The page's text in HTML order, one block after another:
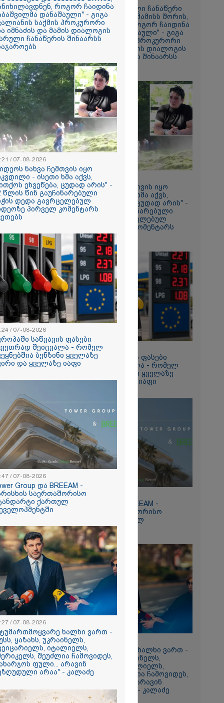
ამ
შვილს
იმნაძე
რაც მოხდა,
ფარულ
იმნაძე
და
თვე
გოგონა,
სექსუალურად
- თუ
ასეთი
ლარს
-
დედა
ავრცელებს
– რატომ
დარღვევებს
1068.60
არ
"მოვიპოვეთ ფარული ჩანაწერი
ნია იმნაძესა და მამამისს შორის,
განიხილავდნენ, როგორ ჩაიდინა
გაბაშვილმა დანაშაული" - გიგა
ავალიანის საქმის პროკურორი
ნია იმნაძის და მამის დიალოგის
ფარული ჩანაწერის შინაარსს
ასაჯაროებს
18:21 / 07-08-2026
"ვიდეოს ნახვა ჩემთვის იყო
სიკვდილი - ისეთი ხმა აქვს,
თითქოს ეხვეწება, ცუდად არის" -
12 წლის წინ გაუჩინარებული
ბიჭის დედა გავრცელებულ
ვიდეოზე პირველ კომენტარს
აკეთებს
13:24 / 07-08-2026
ევროპაში საწვავის ფასები
მკვეთრად შეიცვალა - რომელ
ქვეყნებშია ბენზინი ყველაზე
ძვირი და ყველაზე იაფი
15:47 / 07-08-2026
Tower Group და BREEAM -
ხარისხის საერთაშორისო
სტანდარტი ქართულ
დეველოპმენტში
13:27 / 07-08-2026
"სტუმართმოყვარე ხალხი ვართ -
რუსს, ყაზახს, უკრაინელს,
შვეიცარიელს, იტალიელს,
ამერიკელს, შეუძლია ჩამოვიდეს,
დახარჯოს ფული... არავინ
შეზღუდული არაა" - კალაძე
როგორ ჩაიდინა
დანაშაული" - გიგა
საქმის პროკურორი
იმნაძის და მამის დიალოგის
ჩანაწერის შინაარსს
/ 07-08-2026
ნახვა ჩემთვის იყო
- ისეთი ხმა აქვს,
ეხვეწება, ცუდად არის" -
წლის წინ გაუჩინარებული
დედა გავრცელებულ
პირველ კომენტარს
/ 07-08-2026
საწვავის ფასები
შეიცვალა - რომელ
ბენზინი ყველაზე
და ყველაზე იაფი
/ 07-08-2026
Group და BREEAM -
საერთაშორისო
ქართულ
/ 07-08-2026
ხალხი ვართ -
ყაზახს, უკრაინელს,
იტალიელს,
შეუძლია ჩამოვიდეს,
ფული... არავინ
არაა" - კალაძე